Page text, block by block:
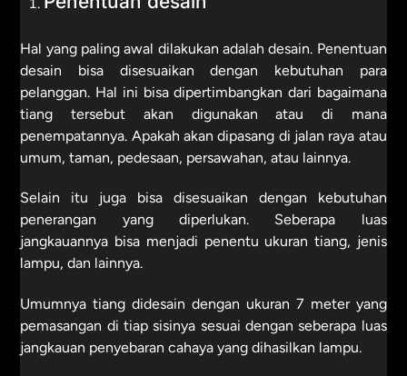
Hal yang paling awal dilakukan adalah desain. Penentuan
desain bisa disesuaikan dengan kebutuhan para
pelanggan. Hal ini bisa dipertimbangkan dari bagaimana
tiang tersebut akan digunakan atau di mana
penempatannya. Apakah akan dipasang di jalan raya atau
umum, taman, pedesaan, persawahan, atau lainnya.
Selain itu juga bisa disesuaikan dengan kebutuhan
penerangan yang diperlukan. Seberapa luas
jangkauannya bisa menjadi penentu ukuran tiang, jenis
lampu, dan lainnya.
Umumnya tiang didesain dengan ukuran 7 meter yang
pemasangan di tiap sisinya sesuai dengan seberapa luas
jangkauan penyebaran cahaya yang dihasilkan lampu.